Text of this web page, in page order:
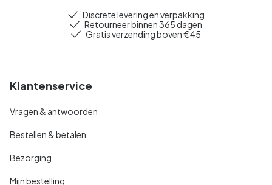
Discrete levering en verpakking
Retourneer binnen 365 dagen
Gratis verzending boven €45
Klantenservice
Vragen & antwoorden
Bestellen & betalen
Bezorging
Mijn bestelling